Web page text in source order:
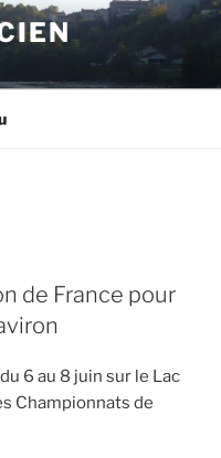
de France pour
6 au 8 juin sur le Lac
Championnats de